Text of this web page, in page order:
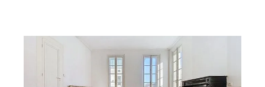
ROCHEFORT 17
, 4 pièces
Ref : 1683